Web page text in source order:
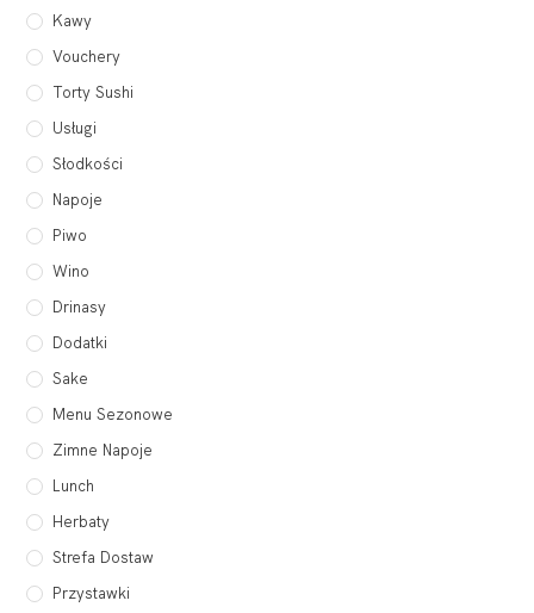
Kawy
Vouchery
Torty Sushi
Usługi
Słodkości
Napoje
Piwo
Wino
Drinasy
Dodatki
Sake
Menu Sezonowe
Zimne Napoje
Lunch
Herbaty
Strefa Dostaw
Przystawki